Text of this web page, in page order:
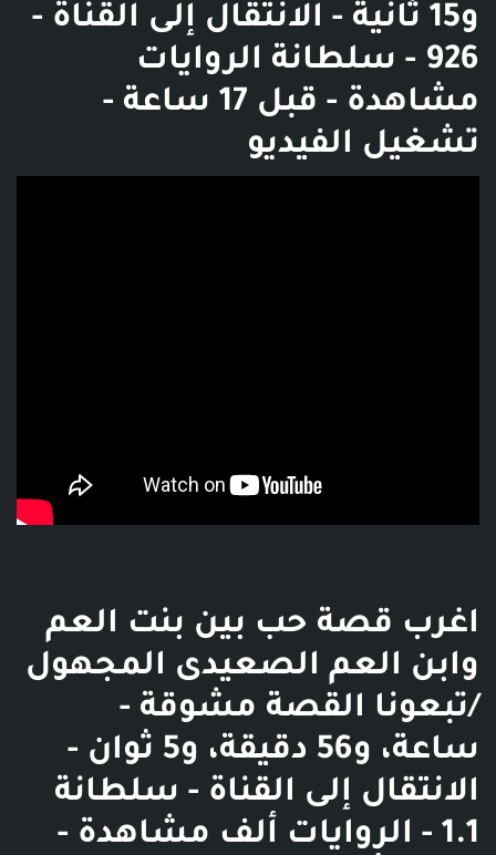
و15 ثانية - الانتقال إلى القناة -
‫سلطانة الروايات‬‎ - 926
مشاهدة - قبل 17 ساعة -
تشغيل الفيديو
اغرب قصة حب بين بنت العم
وابن العم الصعيدى المجهول
/تبعونا القصة مشوقة -
ساعة، و56 دقيقة، و5 ثوان -
الانتقال إلى القناة - ‫سلطانة
الروايات‬‎ - 1.1 ألف مشاهدة -